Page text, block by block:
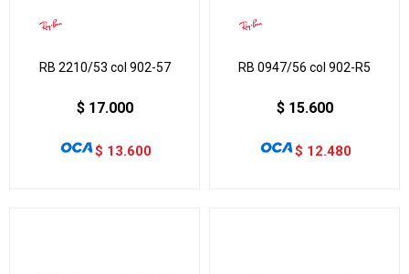
RB 2210/53 col 902-57
$ 17.000
$ 13.600
RB 0947/56 col 902-R5
$ 15.600
$ 12.480